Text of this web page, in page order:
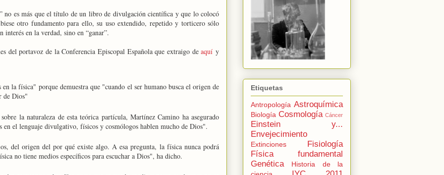
no es más que el título de un libro de divulgación científica y que lo colocó
otro fundamento para ello, su uso extendido, repetido y torticero sólo
interés en la verdad, sino en “ganar”.
del portavoz de la Conferencia Episcopal Española que extraigo deaquí y
la física" porque demuestra que "cuando el ser humano busca el origen de
de Dios"
la naturaleza de esta teórica partícula, Martínez Camino ha asegurado
en el lenguaje divulgativo, físicos y cosmólogos hablen mucho de Dios".
del origen del por qué existe algo. A esa pregunta, la física nunca podrá
no tiene medios específicos para escuchar a Dios", ha dicho.
Etiquetas
Antropología Astroquímica
Biología Cosmología Cáncer
Einstein y...
Envejecimiento
Extinciones
Fisiología
Física fundamental
Genética
Historia de la